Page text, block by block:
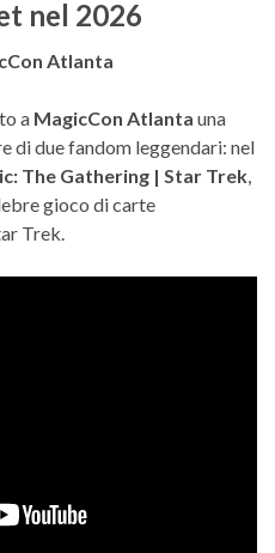
nel 2026
Atlanta
a MagicCon Atlanta una
di due fandom leggendari: nel
The Gathering | Star Trek
gioco di carte
Trek.